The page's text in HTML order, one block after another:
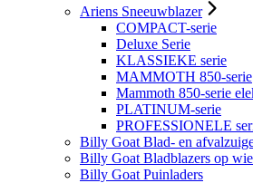
Ariens Sneeuwblazer
COMPACT-serie
Deluxe Serie
KLASSIEKE serie
MAMMOTH 850-serie
Mammoth 850-serie
PLATINUM-serie
PROFESSIONELE
Billy Goat Blad- en
Billy Goat Bladblazers op
Billy Goat Puinladers